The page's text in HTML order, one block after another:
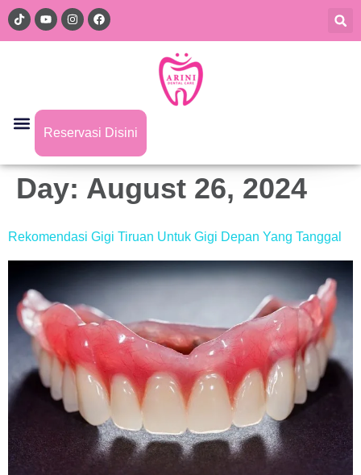
Reservasi Disini
Day: August 26, 2024
Rekomendasi Gigi Tiruan Untuk Gigi Depan Yang Tanggal